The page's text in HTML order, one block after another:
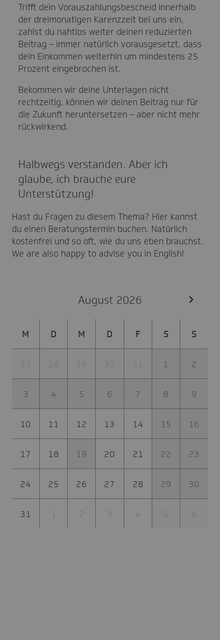
Trifft dein Vorauszahlungsbescheid innerhalb
der dreimonatigen Karenzzeit bei uns ein,
zahlst du nahtlos weiter deinen reduzierten
Beitrag – immer natürlich vorausgesetzt, dass
dein Einkommen weiterhin um mindestens 25
Prozent eingebrochen ist.
Bekommen wir deine Unterlagen nicht
rechtzeitig, können wir deinen Beitrag nur für
die Zukunft heruntersetzen – aber nicht mehr
rückwirkend.
Halbwegs verstanden. Aber ich
glaube, ich brauche eure
Unterstützung!
Hast du Fragen zu diesem Thema? Hier kannst
du einen Beratungstermin buchen. Natürlich
kostenfrei und so oft, wie du uns eben brauchst.
We are also happy to advise you in English!
August 2026
M D M D F S S
27 28 29 30 31 1 2
3 4 5 6 7 8 9
10 11 12 13 14 15 16
17 18 19 20 21 22 23
24 25 26 27 28 29 30
31 1 2 3 4 5 6